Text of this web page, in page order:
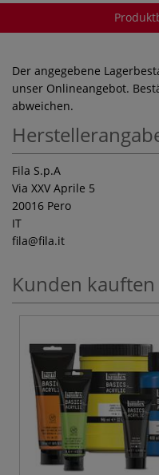
Der angegebene
unser Onlineangebot.
abweichen.
Fila S.p.A
Via XXV Aprile 5
20016 Pero
IT
fila@fila.it
Kunden